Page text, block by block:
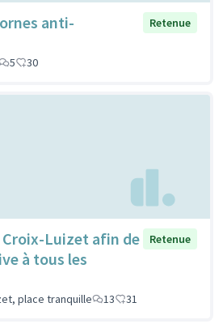
anti-
Retenue
5 30
Croix-Luizet afin de
à tous les
Retenue
place tranquille 13 31